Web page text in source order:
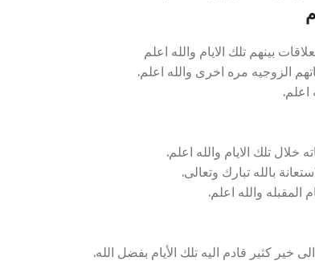
بينهم تلك الايام والله اعلم
الزوجيه مره اخرى والله اعلم.
اعلم.
تلك الايام والله اعلم.
بالله تبارك وتعالى.
المقبله والله اعلم.
كثير قادم اليه تلك الأيام بفضل الله.